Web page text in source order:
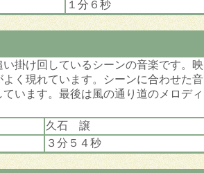
１分６秒
掛け回しているシーンの音楽です。映
く現れています。シーンに合わせた音
います。最後は風の通り道のメロディ
久石 譲
３分５４秒